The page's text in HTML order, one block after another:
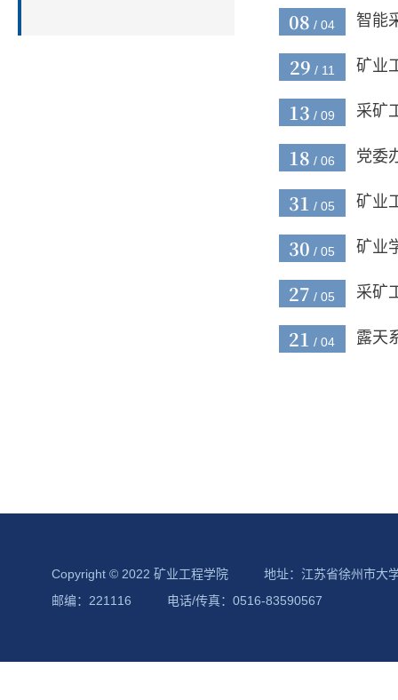
08 / 04 智能
29 / 11 矿业
13 / 09 采矿
18 / 06 党委
31 / 05 矿业
30 / 05 矿业
27 / 05 采矿
21 / 04 露天
Copyright © 2022 矿业工程学院
地址：江苏省徐州市大
邮编：221116
电话/传真：0516-83590567